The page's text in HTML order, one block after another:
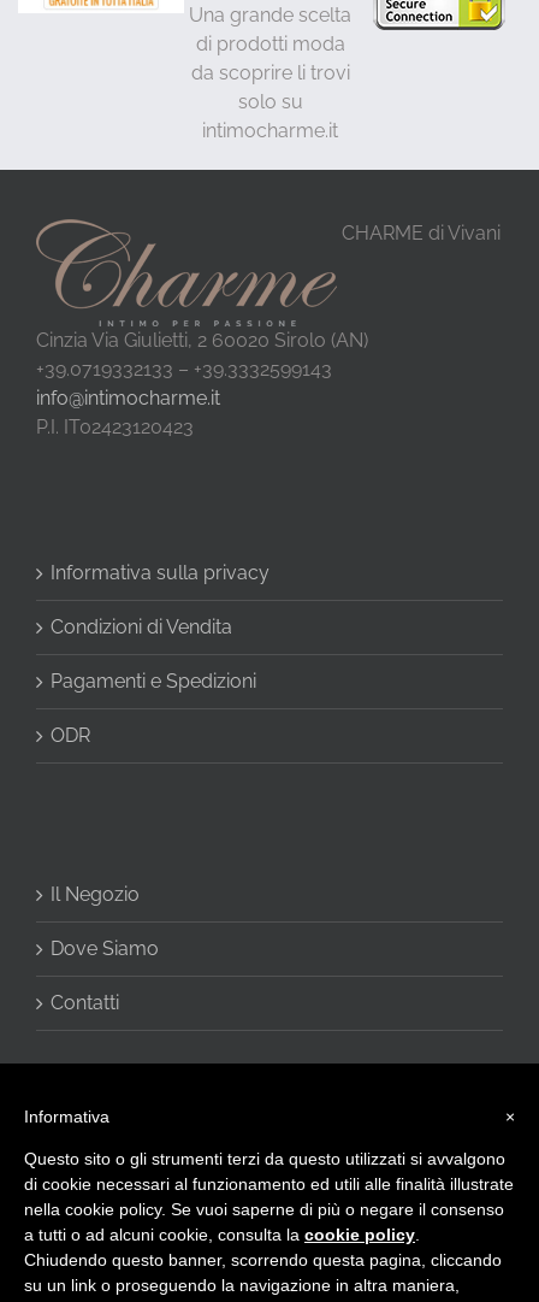
Una grande scelta
di prodotti moda
da scoprire li trovi
solo su
intimocharme.it
CHARME di Vivani
Cinzia Via Giulietti, 2 60020 Sirolo (AN)
+39.0719332133 – +39.3332599143
info@intimocharme.it
P.I. IT02423120423
Informativa sulla privacy
Condizioni di Vendita
Pagamenti e Spedizioni
ODR
Il Negozio
Dove Siamo
Contatti
© 2016 - CHARME di Vivani Cinzia - Via Giulietti, 2 60020 Sirolo (AN) -
Privacy Policy-info@intimocharme.it- +39.0719332133 -
+39.3332599143 - P.I. IT02423120423
×
Informativa
Questo sito o gli strumenti terzi da questo utilizzati si avvalgono
di cookie necessari al funzionamento ed utili alle finalità illustrate
nella cookie policy. Se vuoi saperne di più o negare il consenso
a tutti o ad alcuni cookie, consulta la cookie policy
Chiudendo questo banner, scorrendo questa pagina, cliccando
su un link o proseguendo la navigazione in altra maniera,